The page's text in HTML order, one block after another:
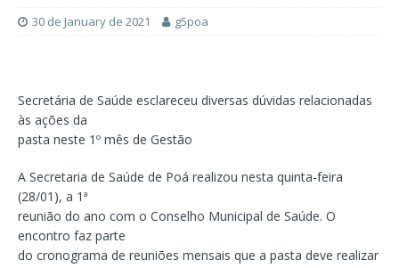
30 de January de 2021 g5poa
Secretária de Saúde esclareceu diversas dúvidas relacionadas
às ações da
pasta neste 1º mês de Gestão
A Secretaria de Saúde de Poá realizou nesta quinta-feira
(28/01), a 1ª
reunião do ano com o Conselho Municipal de Saúde. O
encontro faz parte
do cronograma de reuniões mensais que a pasta deve realizar